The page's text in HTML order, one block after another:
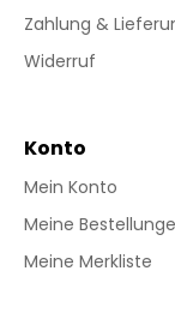
Zahlung &
Widerruf
Konto
Mein Konto
Meine
Meine Merkliste